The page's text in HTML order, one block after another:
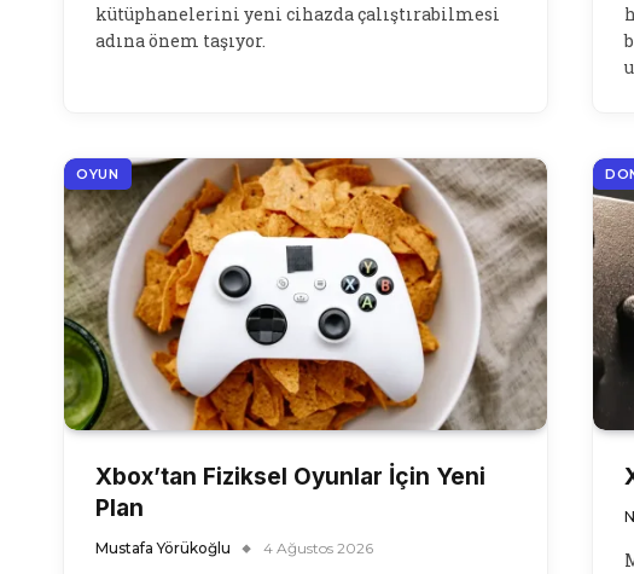
kütüphanelerini yeni cihazda çalıştırabilmesi
adına önem taşıyor.
OYUN
Xbox’tan Fiziksel Oyunlar İçin Yeni
Plan
Mustafa Yörükoğlu 4 Ağustos 2026